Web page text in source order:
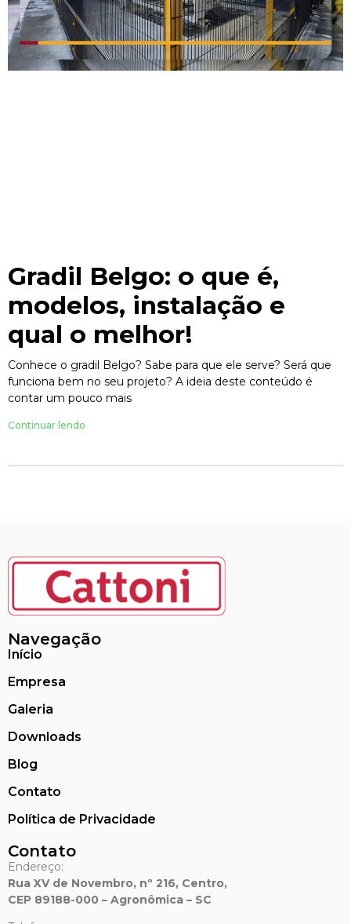
Gradil Belgo: o que é,
modelos, instalação e
qual o melhor!
Conhece o gradil Belgo? Sabe para que ele serve? Será que
funciona bem no seu projeto? A ideia deste conteúdo é
contar um pouco mais
Continuar lendo
Navegação
Início
Empresa
Galeria
Downloads
Blog
Contato
Política de Privacidade
Contato
Endereço:
Rua XV de Novembro, nº 216, Centro,
CEP 89188-000 – Agronômica – SC